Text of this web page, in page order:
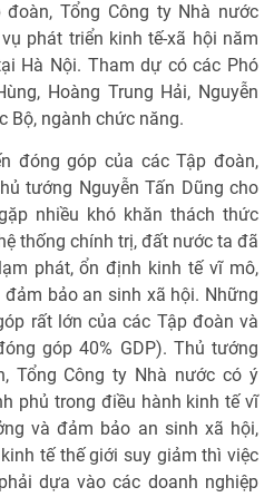
Tổng Công ty Nhà nước
phát triển kinh tế-xã hội năm
Hà Nội. Tham dự có các Phó
Hoàng Trung Hải, Nguyễn
Bộ, ngành chức năng.
đóng góp của các Tập đoàn,
tướng Nguyễn Tấn Dũng cho
nhiều khó khăn thách thức
thống chính trị, đất nước ta đã
phát, ổn định kinh tế vĩ mô,
bảo an sinh xã hội. Những
rất lớn của các Tập đoàn và
góp 40% GDP). Thủ tướng
Tổng Công ty Nhà nước có ý
phủ trong điều hành kinh tế vĩ
và đảm bảo an sinh xã hội,
tế thế giới suy giảm thì việc
dựa vào các doanh nghiệp